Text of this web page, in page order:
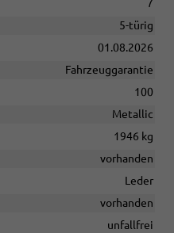
7
5-türig
01.08.2026
Fahrzeuggarantie
100
Metallic
1946 kg
vorhanden
Leder
vorhanden
unfallfrei